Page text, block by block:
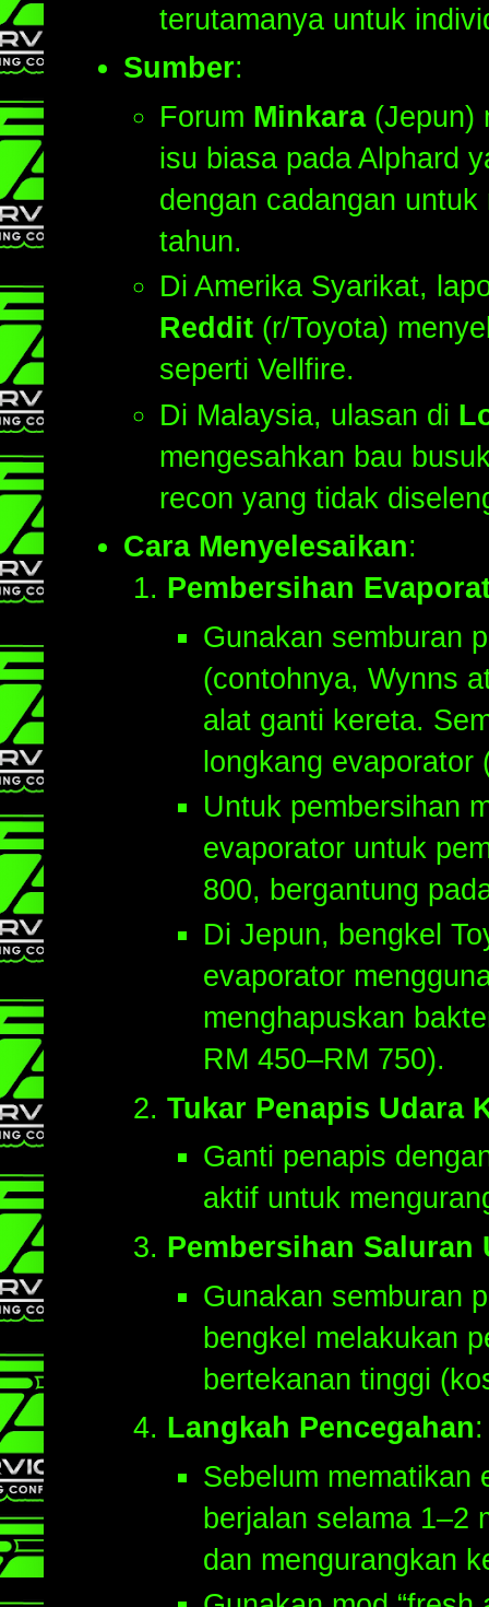
terutamanya untuk
Sumber:
Forum Minkara(Jepun)
isu biasa pada Alphard
dengan cadangan
tahun.
Di Amerika Syarikat,
Reddit (r/Toyota)
seperti Vellfire.
Di Malaysia, ulasan di
mengesahkan bau
recon yang tidak
Cara Menyelesaikan:
Pembersihan
Gunakan semburan
(contohnya, Wynns
alat ganti kereta.
longkang evaporator
Untuk pembersihan
evaporator untuk
800, bergantung
Di Jepun, bengkel
evaporator
menghapuskan
RM 450–RM 750).
Tukar Penapis Udara
Ganti penapis
aktif untuk
Pembersihan Saluran
Gunakan semburan
bengkel melakukan
bertekanan tinggi
Langkah Pencegahan:
Sebelum mematikan
berjalan selama 1–2
dan mengurangkan